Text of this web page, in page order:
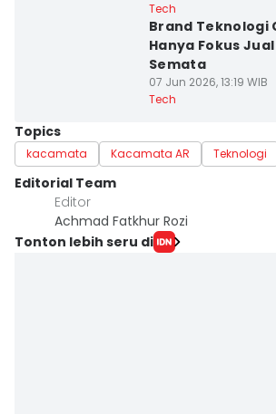
Tech
Brand Teknologi
Hanya Fokus
Semata
07 Jun 2026, 13:19 WIB
Tech
Topics
kacamata Kacamata AR Teknologi
Editorial Team
Editor
Achmad Fatkhur Rozi
Tonton lebih seru di